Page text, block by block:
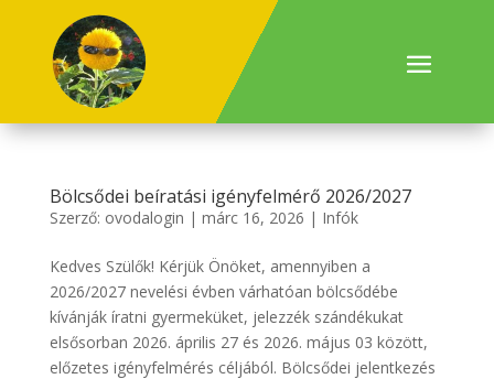
Bölcsődei beíratási igényfelmérő 2026/2027
Szerző: ovodalogin | márc 16, 2026 | Infók
Kedves Szülők! Kérjük Önöket, amennyiben a
2026/2027 nevelési évben várhatóan bölcsődébe
kívánják íratni gyermeküket, jelezzék szándékukat
elsősorban 2026. április 27 és 2026. május 03 között,
előzetes igényfelmérés céljából. Bölcsődei jelentkezés